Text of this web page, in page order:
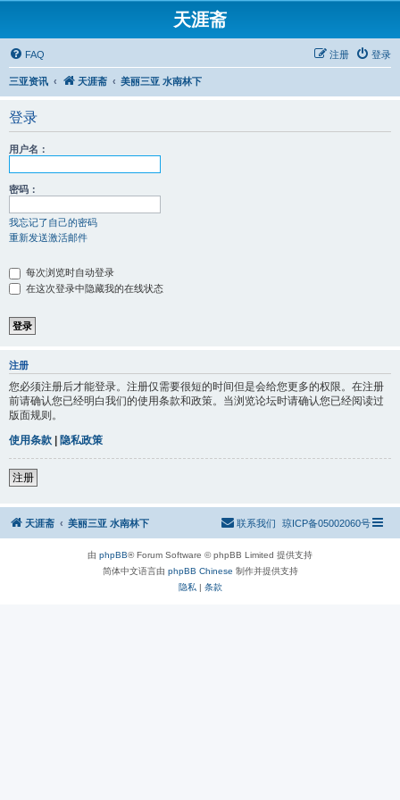
天涯斋
FAQ 登录
注册
三亚资讯 天涯斋 美丽三亚 水南林下
登录
用户名：
密码：
我忘记了自己的密码
重新发送激活邮件
每次浏览时自动登录
在这次登录中隐藏我的在线状态
注册
您必须注册后才能登录。注册仅需要很短的时间但是会给您更多的权限。在注册
前请确认您已经明白我们的使用条款和政策。当浏览论坛时请确认您已经阅读过
版面规则。
使用条款 | 隐私政策
注册
天涯斋 美丽三亚 水南林下 琼ICP备05002060号
联系我们
由 phpBB® Forum Software © phpBB Limited 提供支持
简体中文语言由 phpBB Chinese 制作并提供支持
隐私 | 条款